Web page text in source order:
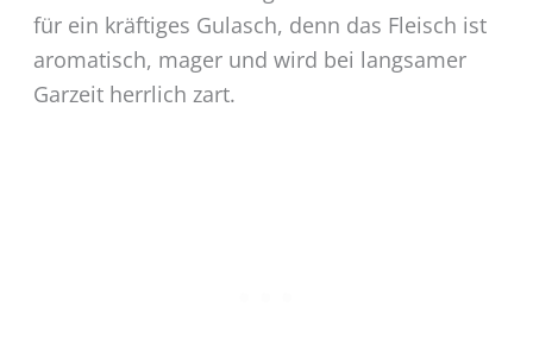
für ein kräftiges Gulasch, denn das Fleisch ist
aromatisch, mager und wird bei langsamer
Garzeit herrlich zart.